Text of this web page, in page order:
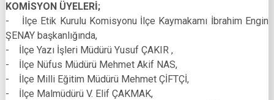
KOMİSYON ÜYELERİ;
- İlçe Etik Kurulu Komisyonu İlçe Kaymakamı İbrahim Engin
ŞENAY başkanlığında,
- İlçe Yazı İşleri Müdürü Yusuf ÇAKIR ,
- İlçe Nüfus Müdürü Mehmet Akif NAS,
- İlçe Milli Eğitim Müdürü Mehmet ÇİFTÇİ,
- İlçe Malmüdürü V. Elif ÇAKMAK,